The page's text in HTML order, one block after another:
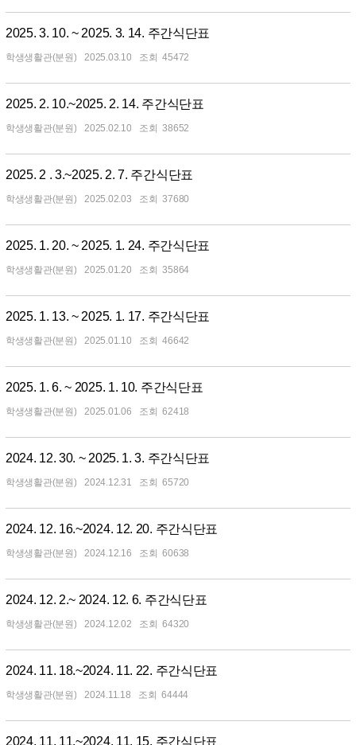
2025. 3. 10. ~ 2025. 3. 14. 주간식단표
학생생활관(분원) 2025.03.10 45472
2025. 2. 10.~2025. 2. 14. 주간식단표
학생생활관(분원) 2025.02.10 38652
2025. 2 . 3.~2025. 2. 7. 주간식단표
학생생활관(분원) 2025.02.03 37680
2025. 1. 20. ~ 2025. 1. 24. 주간식단표
학생생활관(분원) 2025.01.20 35864
2025. 1. 13. ~ 2025. 1. 17. 주간식단표
학생생활관(분원) 2025.01.10 46642
2025. 1. 6. ~ 2025. 1. 10. 주간식단표
학생생활관(분원) 2025.01.06 62418
2024. 12. 30. ~ 2025. 1. 3. 주간식단표
학생생활관(분원) 2024.12.31 65720
2024. 12. 16.~2024. 12. 20. 주간식단표
학생생활관(분원) 2024.12.16 60638
2024. 12. 2.~ 2024. 12. 6. 주간식단표
학생생활관(분원) 2024.12.02 64320
2024. 11. 18.~2024. 11. 22. 주간식단표
학생생활관(분원) 2024.11.18 64444
2024. 11. 11.~2024. 11. 15. 주간식단표